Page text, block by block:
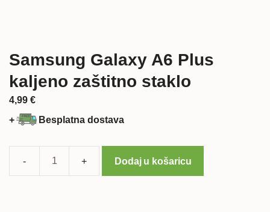
Samsung Galaxy A6 Plus
kaljeno zaštitno staklo
4,99 €
+
Besplatna dostava
Samsung
Dodaj u košaricu